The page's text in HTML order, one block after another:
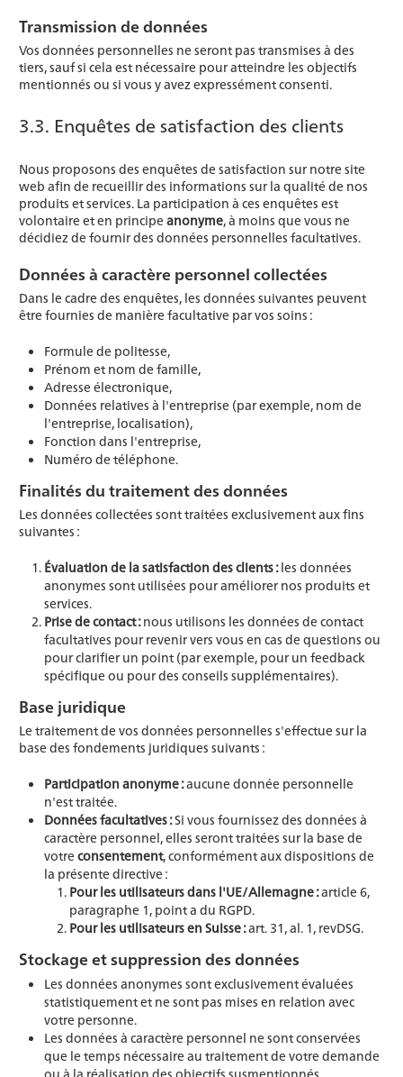
Transmission de données
Vos données personnelles ne seront pas transmises à des
tiers, sauf si cela est nécessaire pour atteindre les objectifs
mentionnés ou si vous y avez expressément consenti.
3.3. Enquêtes de satisfaction des clients
Nous proposons des enquêtes de satisfaction sur notre site
web afin de recueillir des informations sur la qualité de nos
produits et services. La participation à ces enquêtes est
volontaire et en principe anonyme, à moins que vous ne
décidiez de fournir des données personnelles facultatives.
Données à caractère personnel collectées
Dans le cadre des enquêtes, les données suivantes peuvent
être fournies de manière facultative par vos soins :
Formule de politesse,
Prénom et nom de famille,
Adresse électronique,
Données relatives à l'entreprise (par exemple, nom de
l'entreprise, localisation),
Fonction dans l'entreprise,
Numéro de téléphone.
Finalités du traitement des données
Les données collectées sont traitées exclusivement aux fins
suivantes :
Évaluation de la satisfaction des clients :les données
anonymes sont utilisées pour améliorer nos produits et
services.
Prise de contact :nous utilisons les données de contact
facultatives pour revenir vers vous en cas de questions ou
pour clarifier un point (par exemple, pour un feedback
spécifique ou pour des conseils supplémentaires).
Base juridique
Le traitement de vos données personnelles s'effectue sur la
base des fondements juridiques suivants :
Participation anonyme :aucune donnée personnelle
n'est traitée.
Données facultatives :Si vous fournissez des données à
caractère personnel, elles seront traitées sur la base de
votre consentement, conformément aux dispositions de
la présente directive :
Pour les utilisateurs dans l'UE/Allemagne :article 6,
paragraphe 1, point a du RGPD.
Pour les utilisateurs en Suisse :art. 31, al. 1, revDSG.
Stockage et suppression des données
Les données anonymes sont exclusivement évaluées
statistiquement et ne sont pas mises en relation avec
votre personne.
Les données à caractère personnel ne sont conservées
que le temps nécessaire au traitement de votre demande